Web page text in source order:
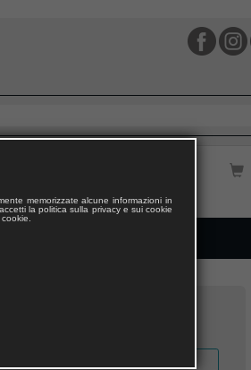
memorizzate alcune informazioni in
la politica sulla privacy e sui cookie